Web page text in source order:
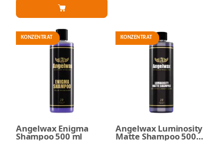
KONZENTRAT
Angelwax Enigma
Shampoo 500 ml
KONZENTRAT
Angelwax Luminosity
Matte Shampoo 500